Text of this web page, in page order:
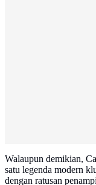
Walaupun demikian,
satu legenda modern
dengan ratusan